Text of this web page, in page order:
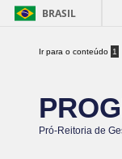
BRASIL
Ir para o conteúdo 1
Pró-Reitoria de